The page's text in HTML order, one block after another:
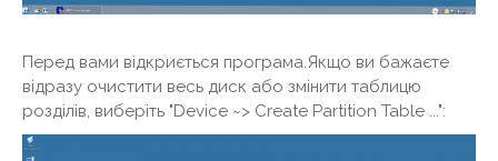
Перед вами відкриється програма.Якщо ви бажаєте
відразу очистити весь диск або змінити таблицю
розділів, виберіть "Device ~> Create Partition Table ...":